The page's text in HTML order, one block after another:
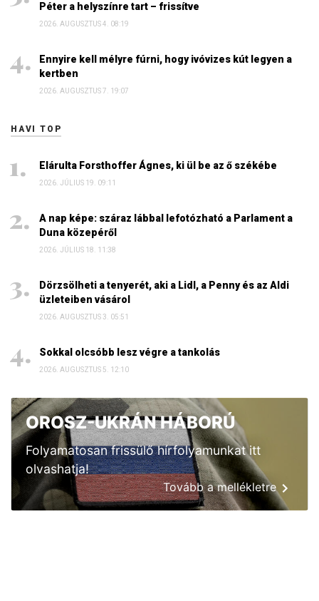
Péter a helyszínre tart – frissítve
2026. AUGUSZTUS 4. 08:19
Ennyire kell mélyre fúrni, hogy ivóvizes kút legyen a
kertben
2026. AUGUSZTUS 7. 19:07
HAVI TOP
Elárulta Forsthoffer Ágnes, ki ül be az ő székébe
2026. JÚLIUS 19. 09:11
A nap képe: száraz lábbal lefotózható a Parlament a
Duna közepéről
2026. JÚLIUS 18. 11:38
Dörzsölheti a tenyerét, aki a Lidl, a Penny és az Aldi
üzleteiben vásárol
2026. AUGUSZTUS 3. 05:51
Sokkal olcsóbb lesz végre a tankolás
2026. AUGUSZTUS 5. 12:10
OROSZ-UKRÁN HÁBORÚ
Folyamatosan frissülő hírfolyamunkat itt
olvashatja!
Tovább a mellékletre